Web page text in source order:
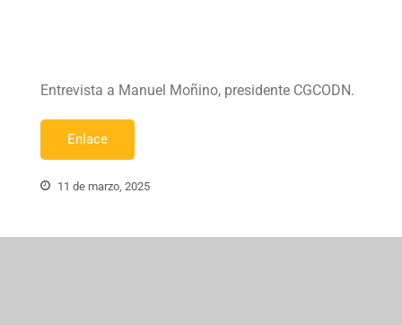
Entrevista a Manuel Moñino, presidente CGCODN.
Enlace
11 de marzo, 2025